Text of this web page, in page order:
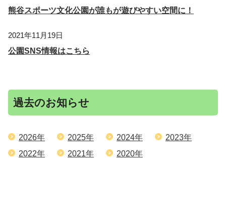
熊谷スポーツ文化公園が誰もが遊びやすい空間に！
2021年11月19日
公園SNS情報はこちら
過去のお知らせ
2026年 2025年 2024年
2023年
2022年
2021年 2020年